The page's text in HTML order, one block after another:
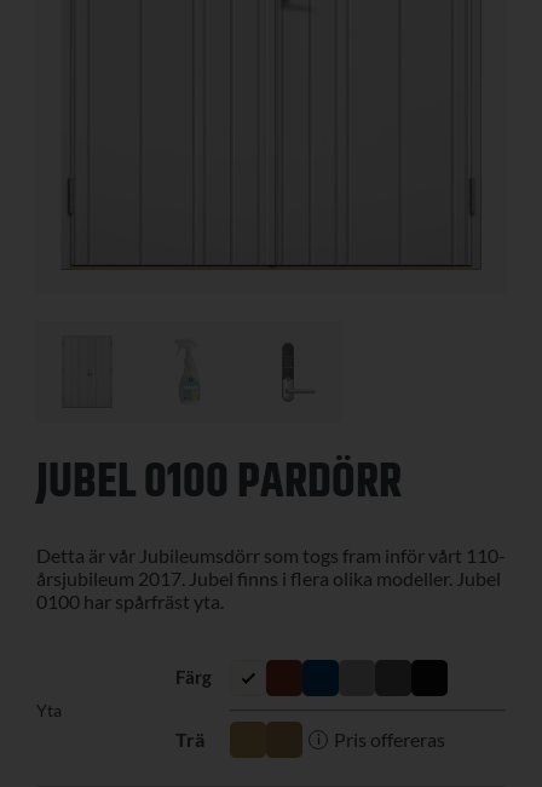
JUBEL 0100 PARDÖRR
Detta är vår Jubileumsdörr som togs fram inför vårt 110-
årsjubileum 2017. Jubel finns i flera olika modeller. Jubel
0100 har spårfräst yta.
Yta
i Pris offereras